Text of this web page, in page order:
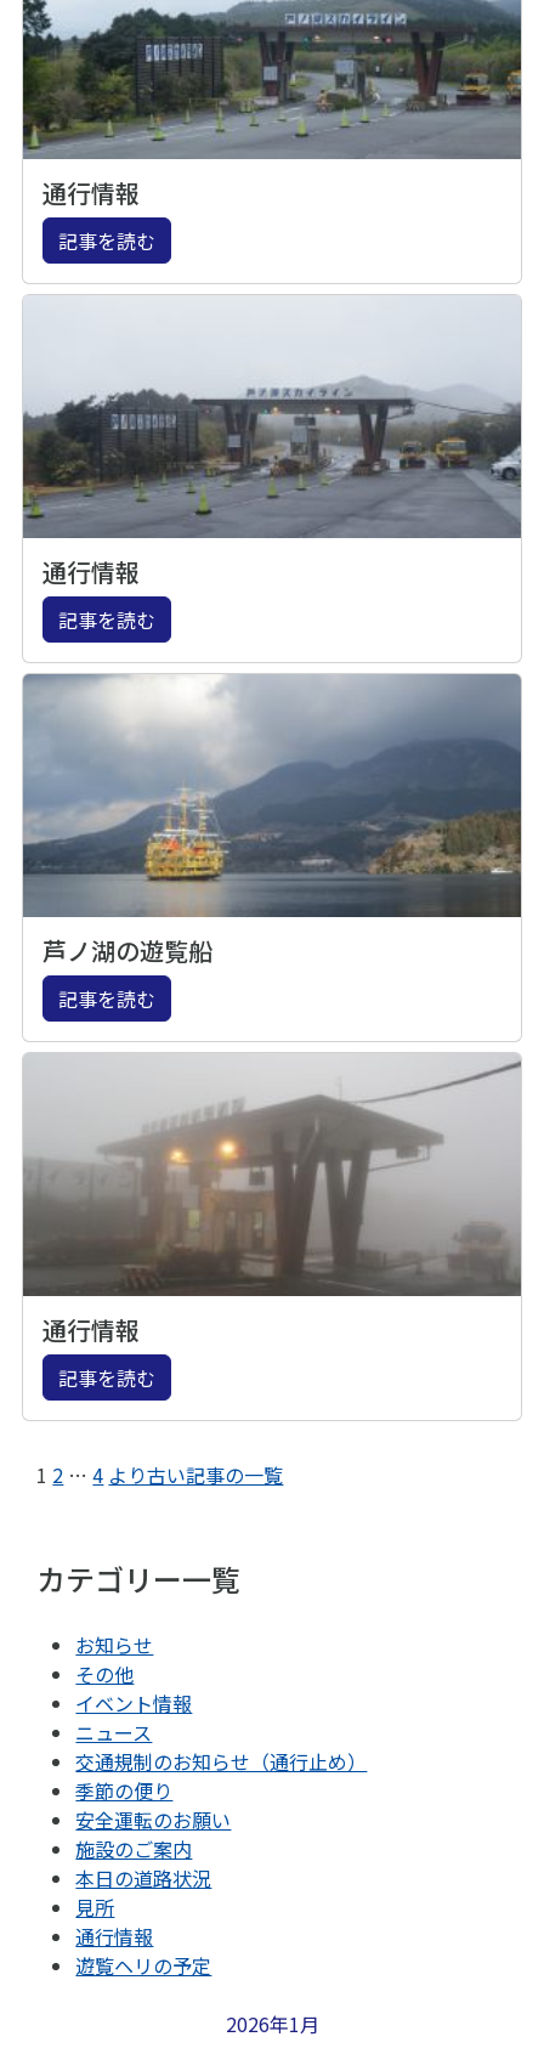
通行情報
記事を読む
通行情報
記事を読む
芦ノ湖の遊覧船
記事を読む
通行情報
記事を読む
1 2 … 4 より古い記事の一覧
カテゴリー一覧
お知らせ
その他
イベント情報
ニュース
交通規制のお知らせ（通行止め）
季節の便り
安全運転のお願い
施設のご案内
本日の道路状況
見所
通行情報
遊覧ヘリの予定
2026年1月